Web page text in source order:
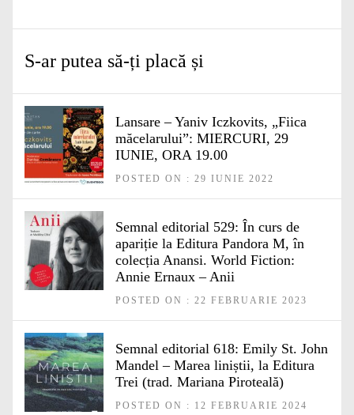
S-ar putea să-ți placă și
Lansare – Yaniv Iczkovits, „Fiica
măcelarului”: MIERCURI, 29
IUNIE, ORA 19.00
POSTED ON : 29 IUNIE 2022
Semnal editorial 529: În curs de
apariție la Editura Pandora M, în
colecția Anansi. World Fiction:
Annie Ernaux – Anii
POSTED ON : 22 FEBRUARIE 2023
Semnal editorial 618: Emily St. John
Mandel – Marea liniștii, la Editura
Trei (trad. Mariana Piroteală)
POSTED ON : 12 FEBRUARIE 2024